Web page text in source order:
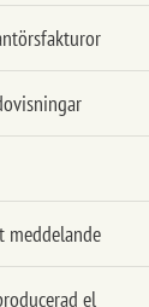
meddelande
el